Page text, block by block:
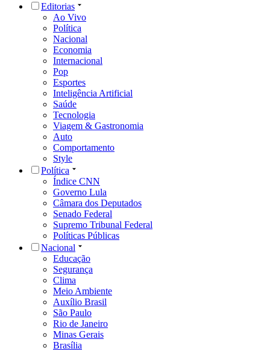
Editorias
Ao Vivo
Política
Nacional
Economia
Internacional
Pop
Esportes
Inteligência Artificial
Saúde
Tecnologia
Viagem & Gastronomia
Auto
Comportamento
Style
Política
Índice CNN
Governo Lula
Câmara dos Deputados
Senado Federal
Supremo Tribunal Federal
Políticas Públicas
Nacional
Educação
Segurança
Clima
Meio Ambiente
Auxílio Brasil
São Paulo
Rio de Janeiro
Minas Gerais
Brasília